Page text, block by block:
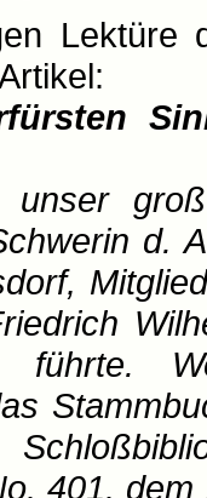
Lektüre
d.
führte.
401.